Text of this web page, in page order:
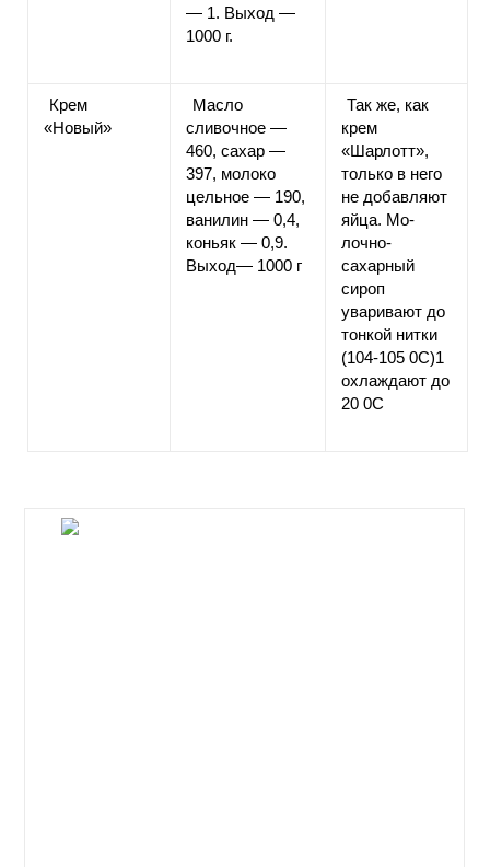
— 1. Выход —
1000 г.
Крем
«Новый»
Масло
сливочное —
460, сахар —
397, молоко
цельное — 190,
ванилин — 0,4,
коньяк — 0,9.
Выход— 1000 г
Так же, как
крем
«Шарлотт»,
только в него
не добавляют
яйца. Mo-
лочно-
сахарный
сироп
уваривают до
тонкой нитки
(104-105 0C)1
охлаждают до
20 0C